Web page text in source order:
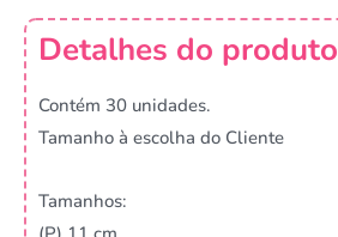
Detalhes do produto
Contém 30 unidades.
Tamanho à escolha do Cliente
Tamanhos: